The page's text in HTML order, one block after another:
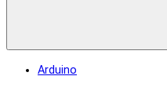
Arduino